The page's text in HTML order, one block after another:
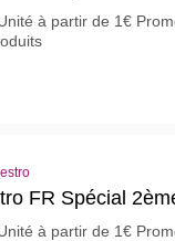
à partir de 1€
FR Spécial
à partir de 1€